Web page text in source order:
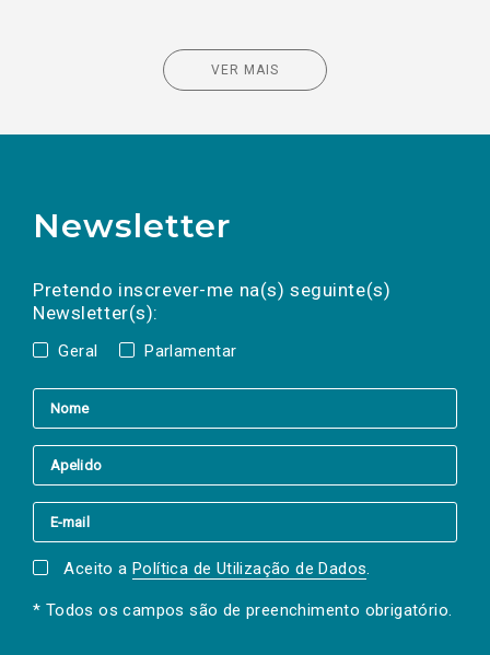
VER MAIS
Newsletter
Pretendo inscrever-me na(s) seguinte(s)
Newsletter(s):
Geral Parlamentar
a(s) newsletter(s).
mail
Aceito a Política de Utilização de Dados.
* Todos os campos são de preenchimento obrigatório.